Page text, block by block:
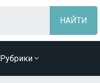
Рубрики